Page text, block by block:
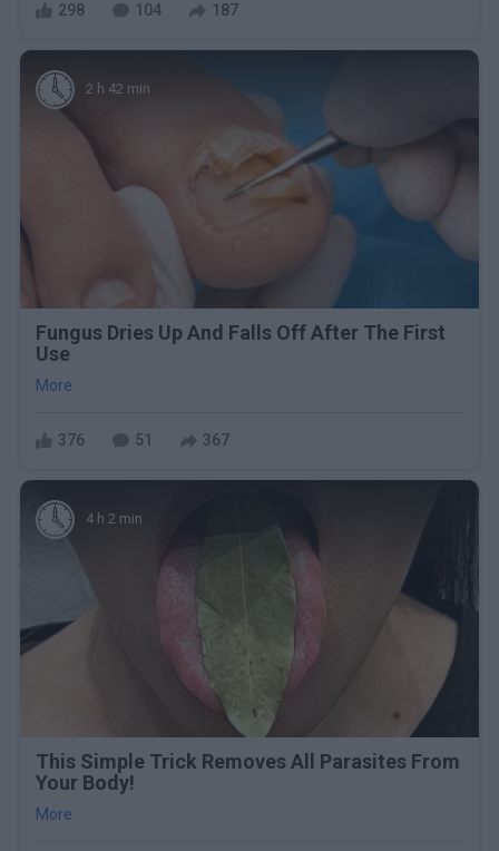
298 104 187
2 h 42 min
Fungus Dries Up And Falls Off After The First
Use
More
376 51 367
4 h 2 min
This Simple Trick Removes All Parasites From
Your Body!
More